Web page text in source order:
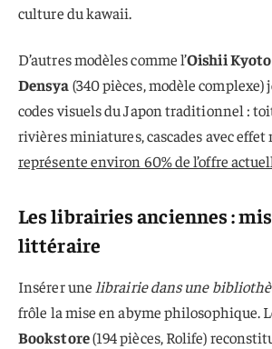
culture du kawaii.
D’autres modèles comme l’Oishii Kyoto
Densya(340 pièces, modèle complexe)
codes visuels du Japon traditionnel :
rivières miniatures, cascades avec
représente environ 60% de l’offre
Les librairies anciennes :
littéraire
Insérer une librairie dans une
frôle la mise en abyme philosophique.
Bookstore(194 pièces, Rolife)